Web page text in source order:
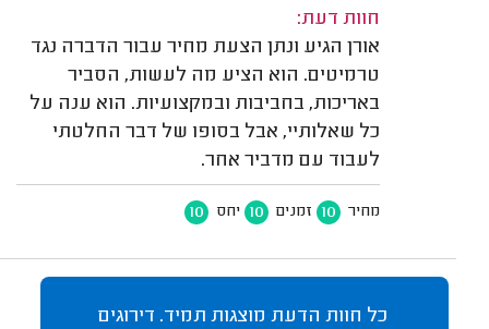
חוות דעת:
אורן הגיע ונתן הצעת מחיר עבור הדברה נגד
טרמיטים. הוא הציע מה לעשות, הסביר
באריכות, בחביבות ובמקצועיות. הוא ענה על
כל שאלותיי, אבל בסופו של דבר החלטתי
לעבוד עם מדביר אחר.
מחיר 10 זמנים 10 יחס 10
כל חוות הדעת מוצגות תמיד. דירוגים